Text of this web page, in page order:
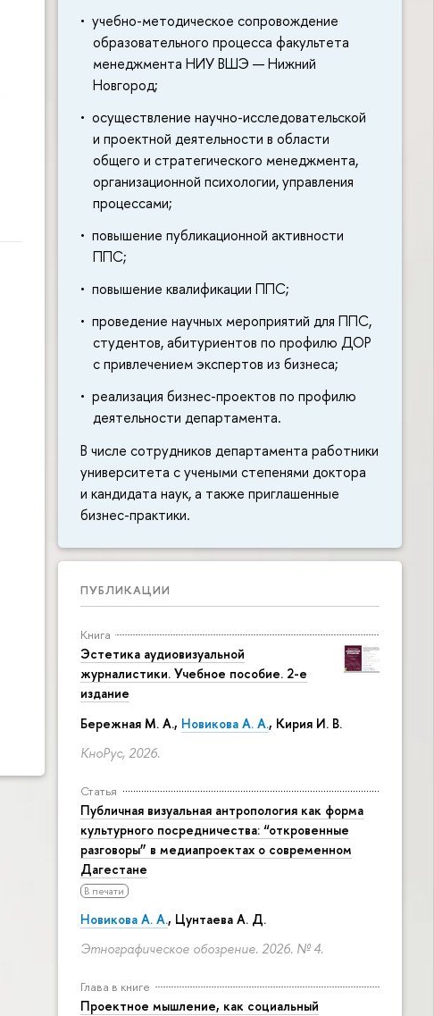
учебно-методическое сопровождение
образовательного процесса факультета
менеджмента НИУ ВШЭ — Нижний
Новгород;
осуществление научно-исследовательской
и проектной деятельности в области
общего и стратегического менеджмента,
организационной психологии, управления
процессами;
повышение публикационной активности
ППС;
повышение квалификации ППС;
проведение научных мероприятий для ППС,
студентов, абитуриентов по профилю ДОР
с привлечением экспертов из бизнеса;
реализация бизнес-проектов по профилю
деятельности департамента.
В числе сотрудников департамента работники
университета с учеными степенями доктора
и кандидата наук, а также приглашенные
бизнес-практики.
ПУБЛИКАЦИИ
Книга
Эстетика аудиовизуальной
журналистики. Учебное пособие. 2-е
издание
Бережная М. А., Новикова А. А., Кирия И. В.
КноРус, 2026.
Статья
Публичная визуальная антропология как форма
культурного посредничества: “откровенные
разговоры” в медиапроектах о современном
Дагестане
В печати
Новикова А. А., Цунтаева А. Д.
Этнографическое обозрение. 2026. № 4.
Глава в книге
Проектное мышление, как социальный